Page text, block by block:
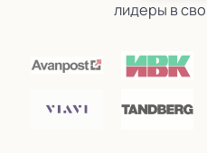
TechnoMe
лидеры в